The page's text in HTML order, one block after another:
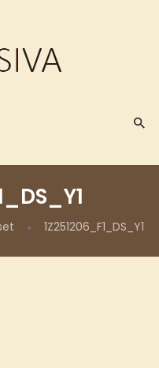
1Z251206_F1_DS_Y1